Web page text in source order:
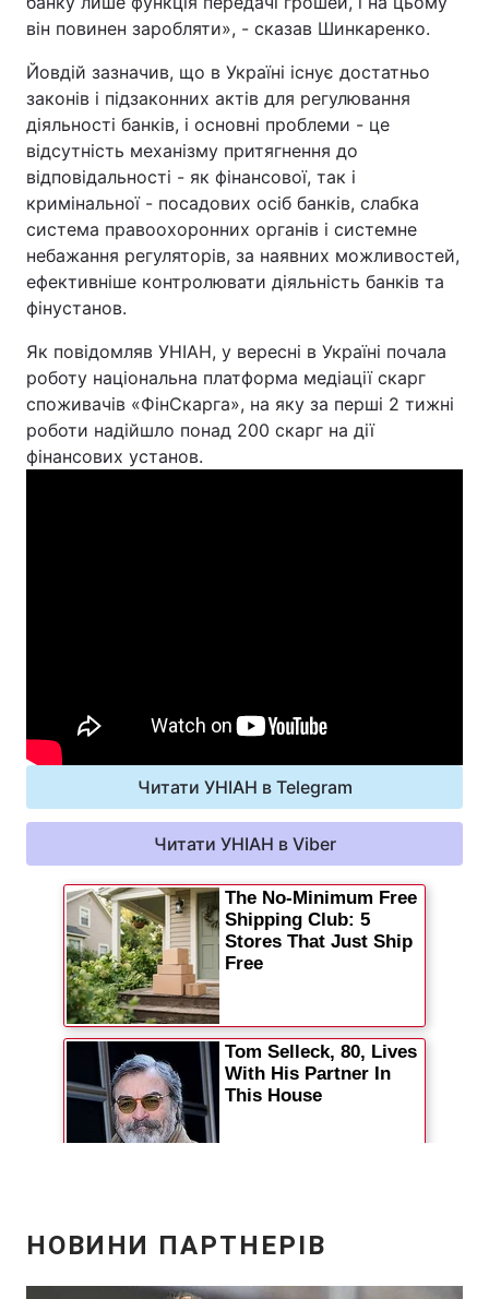
він повинен заробляти», - сказав Шинкаренко.
Йовдій зазначив, що в Україні існує достатньо
законів і підзаконних актів для регулювання
діяльності банків, і основні проблеми - це
відсутність механізму притягнення до
відповідальності - як фінансової, так і
кримінальної - посадових осіб банків, слабка
система правоохоронних органів і системне
небажання регуляторів, за наявних можливостей,
ефективніше контролювати діяльність банків та
фінустанов.
Як повідомляв УНІАН, у вересні в Україні почала
роботу національна платформа медіації скарг
споживачів «ФінСкарга», на яку за перші 2 тижні
роботи надійшло понад 200 скарг на дії
фінансових установ.
Читати УНІАН в Telegram
Читати УНІАН в Viber